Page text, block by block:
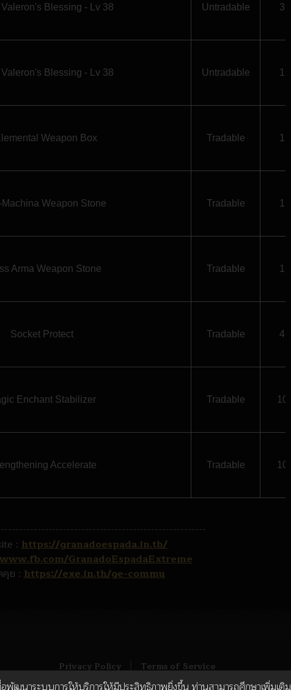
Blessing - Lv 38 Untradable 3
Blessing - Lv 38 Untradable 1
Weapon Box Tradable 1
Machina Weapon Stone Tradable 1
Arma Weapon Stone Tradable 1
Socket Protect Tradable 4
Enchant Stabilizer Tradable 10
Accelerate Tradable 10
: https://granadoespada.in.th/
GranadoEspadaExtreme
คุย : https://exe.in.th/ge-commu
Privacy Policy Terms of Service